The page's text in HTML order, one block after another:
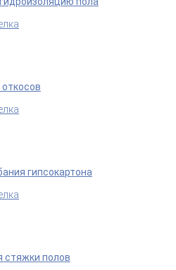
гипсокартона
стяжки полов